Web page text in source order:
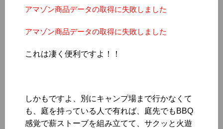
アマゾン商品データの取得に失敗しました
アマゾン商品データの取得に失敗しました
これは凄く便利ですよ！！
しかもですよ、別にキャンプ場まで行かなくて
も、庭を持っている人で有れば、庭先でもBBQ
感覚で薪ストーブを組み立てて、サクッと火遊